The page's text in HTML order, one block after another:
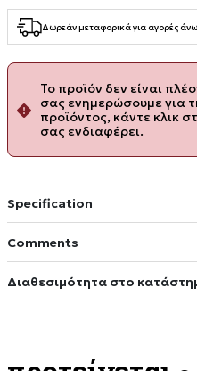
Δωρεάν μεταφορικά για αγορές
Το προϊόν δεν είναι
σας ενημερώσουμε για
προϊόντος, κάντε κλικ
σας ενδιαφέρει.
Specification
Comments
Διαθεσιμότητα στο